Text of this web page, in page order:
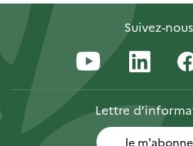
Suivez-nous
Lettre
Je m'abonne